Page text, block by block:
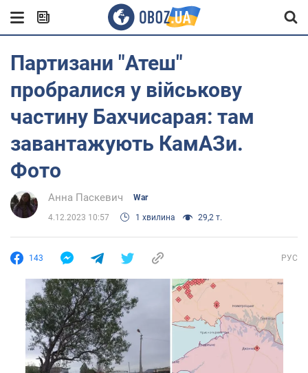
Партизани "Атеш"
пробралися у військову
частину Бахчисарая: там
завантажують КамАЗи.
Фото
Анна Паскевич War
4.12.2023 10:57 1 хвилина 29,2 т.
143 РУС